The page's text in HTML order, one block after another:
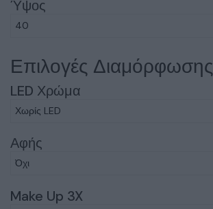
Ύψος
Επιλογές Διαμόρφωσης
LED Χρώμα
Αφής
Make Up 3X